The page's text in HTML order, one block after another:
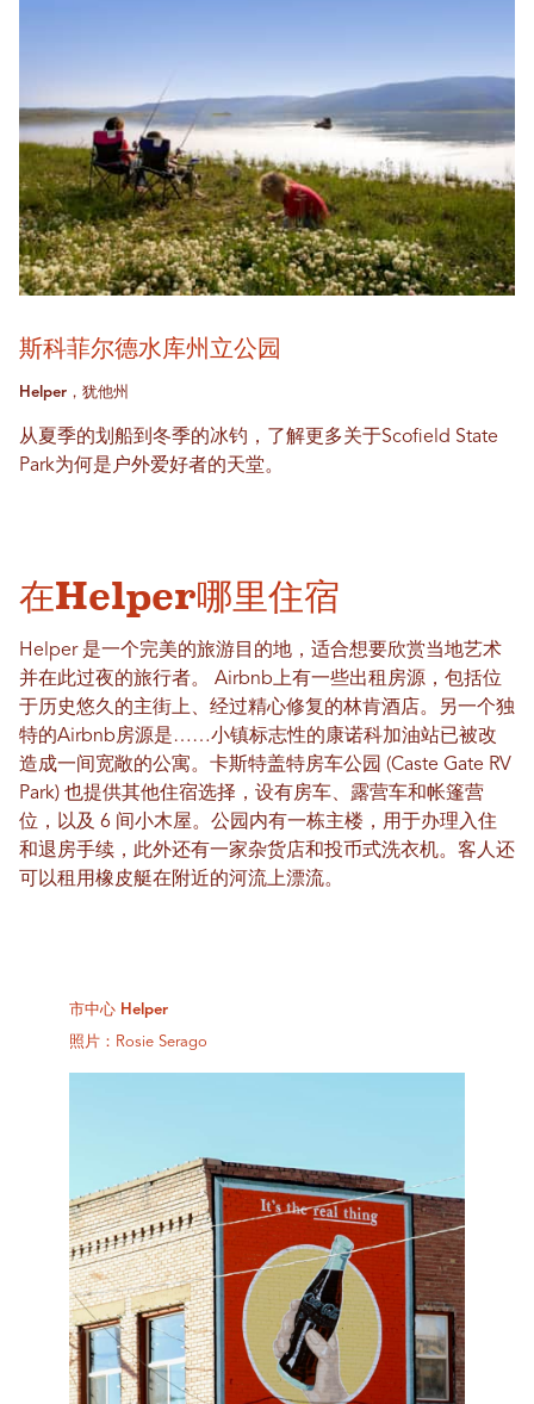
斯科菲尔德水库州立公园
Helper，犹他州
从夏季的划船到冬季的冰钓，了解更多关于Scofield State
Park为何是户外爱好者的天堂。
在Helper哪里住宿
Helper 是一个完美的旅游目的地，适合想要欣赏当地艺术
并在此过夜的旅行者。
Airbnb上有一些出租房源，包括位
于历史悠久的主街上、经过精心修复的林肯酒店。另一个独
特的Airbnb房源是……小镇标志性的康诺科加油站已被改
造成一间宽敞的公寓。卡斯特盖特房车公园 (Caste Gate RV
Park) 也提供其他住宿选择，设有房车、露营车和帐篷营
位，以及 6 间小木屋。公园内有一栋主楼，用于办理入住
和退房手续，此外还有一家杂货店和投币式洗衣机。客人还
可以租用橡皮艇在附近的河流上漂流。
市中心 Helper
照片：Rosie Serago